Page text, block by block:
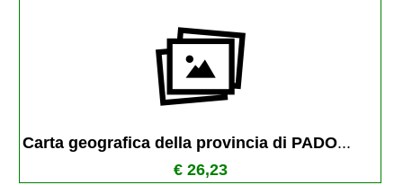
Carta geografica della provincia di PADO...
€ 26,23